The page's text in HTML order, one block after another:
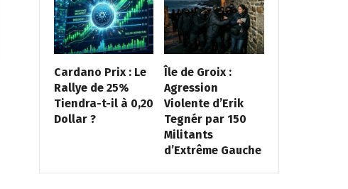
Cardano Prix : Le
Rallye de 25%
Tiendra-t-il à 0,20
Dollar ?
Île de Groix :
Agression
Violente d’Erik
Tegnér par 150
Militants
d’Extrême Gauche